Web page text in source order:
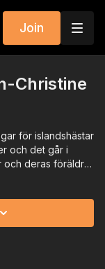
Join
Christine
för islandshästar
och det går i
och deras föräldrar
Haffi Gíslason